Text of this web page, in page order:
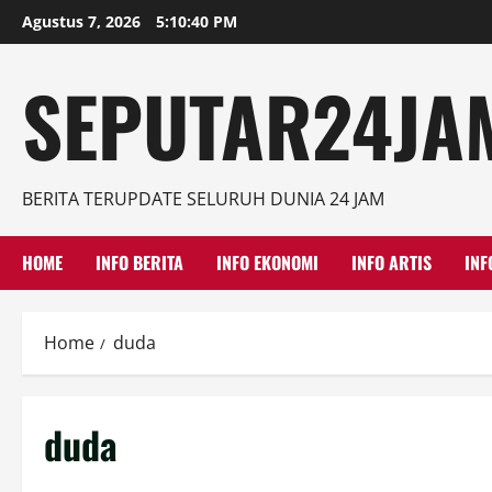
Skip
to
Agustus 7, 2026 5:10:41 PM
BERITA TERUPDATE SELURUH DUNIA 24 JAM
HOME INFO BERITA INFO EKONOMI INFO ARTIS
Home duda
duda